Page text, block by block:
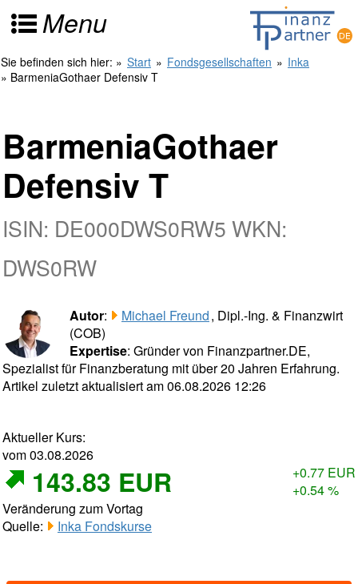
Menu
Sie befinden sich hier: » Start » Fondsgesellschaften » Inka
» BarmeniaGothaer Defensiv T
BarmeniaGothaer
Defensiv T
ISIN: DE000DWS0RW5 WKN:
DWS0RW
Autor: Michael Freund, Dipl.-Ing. & Finanzwirt
(COB)
Expertise: Gründer von Finanzpartner.DE,
Spezialist für Finanzberatung mit über 20 Jahren Erfahrung.
Artikel zuletzt aktualisiert am 06.08.2026 12:26
Aktueller Kurs:
vom 03.08.2026
143.83 EUR
+0.77 EUR
+0.54 %
Veränderung zum Vortag
Quelle:
Inka Fondskurse